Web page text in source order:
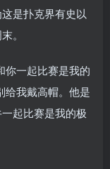
是扑克界有史以
。
你一起比赛是我的
给我戴高帽。他是
起比赛是我的极